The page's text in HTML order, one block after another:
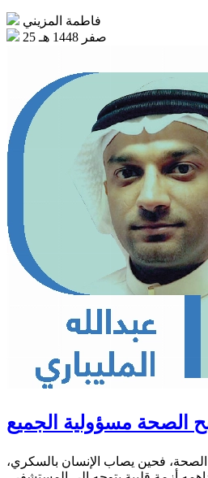
فاطمة المزيني
25 صفر 1448 هـ
الصحة مسؤولية الجميع
الصحة، فحين يصاب الإنسان بالسكري،